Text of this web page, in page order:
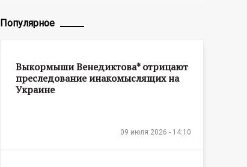
Популярное
Выкормыши Венедиктова* отрицают
преследование инакомыслящих на
Украине
09 июля 2026 - 14:10